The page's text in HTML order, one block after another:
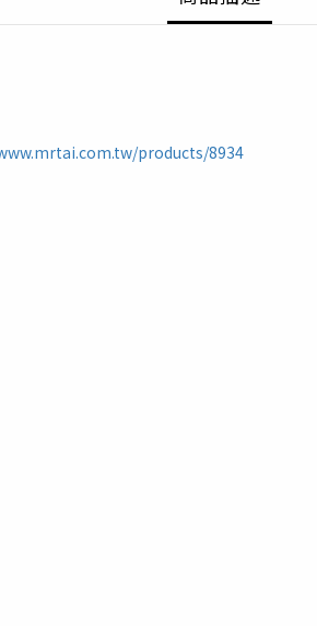
products/8934